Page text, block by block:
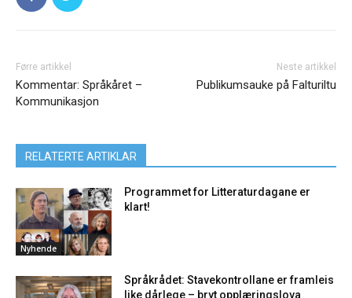
Førre artikkel
Kommentar: Språkåret –
Kommunikasjon
Neste artikkel
Publikumsauke på Falturiltu
RELATERTE ARTIKLAR
Nyhende
Programmet for Litteraturdagane er
klart!
Språkrådet: Stavekontrollane er framleis
like dårlege – bryt opplæringslova